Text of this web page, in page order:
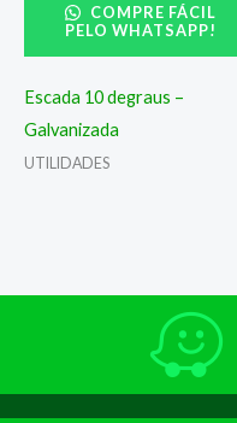
COMPRE FÁCIL
PELO WHATSAPP!
Escada 10 degraus –
Galvanizada
UTILIDADES